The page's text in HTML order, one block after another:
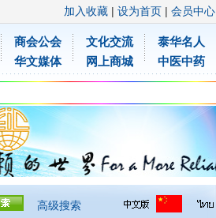
加入收藏 | 设为首页 | 会员中心
商会公会
华文媒体
文化交流
网上商城
泰华名人
中医中药
高级搜索